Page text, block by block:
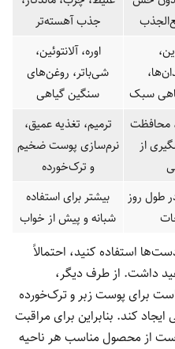
جذب آهسته‌تر
سبک
اوره، آلانتوئین،
شی‌باتر، روغن‌های
سنگین گیاهی
محافظت
از
ترمیم، تغذیه عمیق،
نرم‌سازی پوست ضخیم
و ترک‌خورده
طول روز
بیشتر برای استفاده
شبانه و پیش از خواب
استفاده کنید، احتمالاً
داشت. از طرف دیگر،
برای پوست زبر و ترک‌خورده
ایجاد کند. بنابراین برای مراقبت
از محصول مناسب هر ناحیه